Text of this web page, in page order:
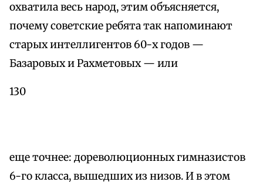
охватила весь народ, этим объясняется,
почему советские ребята так напоминают
старых интеллигентов 60-х годов —
Базаровых и Рахметовых — или
130
еще точнее: дореволюционных гимназистов
6-го класса, вышедших из низов. И в этом